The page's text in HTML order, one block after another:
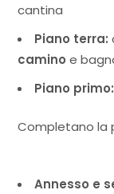
cantina
Piano terra:
camino e
Piano primo:
Completano la
Annesso e